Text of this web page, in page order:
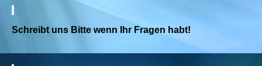
Schreibt uns Bitte wenn Ihr Fragen habt!